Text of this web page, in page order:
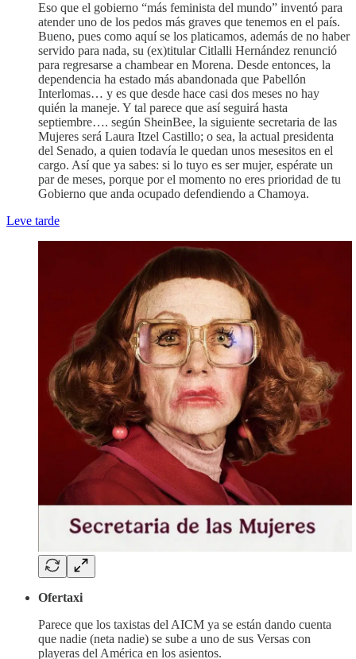
Eso que el gobierno “más feminista del mundo” inventó para
atender uno de los pedos más graves que tenemos en el país.
Bueno, pues como aquí se los platicamos, además de no haber
servido para nada, su (ex)titular Citlalli Hernández renunció
para regresarse a chambear en Morena. Desde entonces, la
dependencia ha estado más abandonada que Pabellón
Interlomas… y es que desde hace casi dos meses no hay
quién la maneje. Y tal parece que así seguirá hasta
septiembre…. según SheinBee, la siguiente secretaria de las
Mujeres será Laura Itzel Castillo; o sea, la actual presidenta
del Senado, a quien todavía le quedan unos mesesitos en el
cargo. Así que ya sabes: si lo tuyo es ser mujer, espérate un
par de meses, porque por el momento no eres prioridad de tu
Gobierno que anda ocupado defendiendo a Chamoya.
Leve tarde
Ofertaxi
Parece que los taxistas del AICM ya se están dando cuenta
que nadie (neta nadie) se sube a uno de sus Versas con
playeras del América en los asientos.